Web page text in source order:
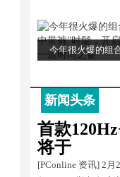
今年很火爆的组
新闻头条
首款
将于
[PConline 资讯] 2月